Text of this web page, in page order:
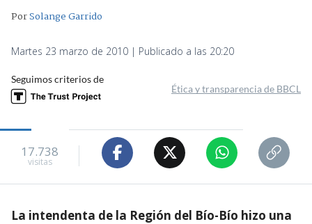
PorSolange Garrido
Martes 23 marzo de 2010 | Publicado a las 20:20
Seguimos criterios de
Ética y transparencia de BBCL
17.738
visitas
La intendenta de la Región del Bío-Bío hizo una